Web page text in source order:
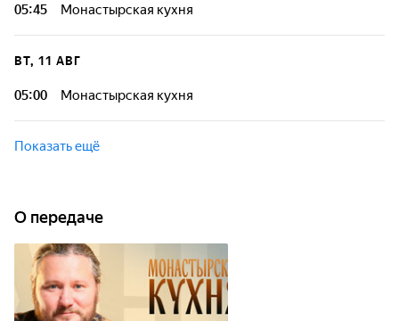
05:45 Монастырская кухня
ВТ, 11 АВГ
05:00 Монастырская кухня
Показать ещё
О передаче